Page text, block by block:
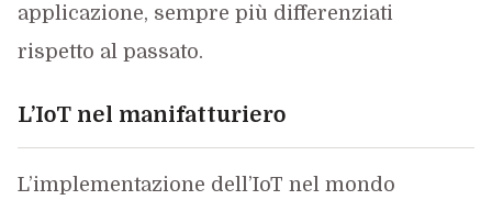
applicazione, sempre più differenziati
rispetto al passato.
L’IoT nel manifatturiero
L’implementazione dell’IoT nel mondo